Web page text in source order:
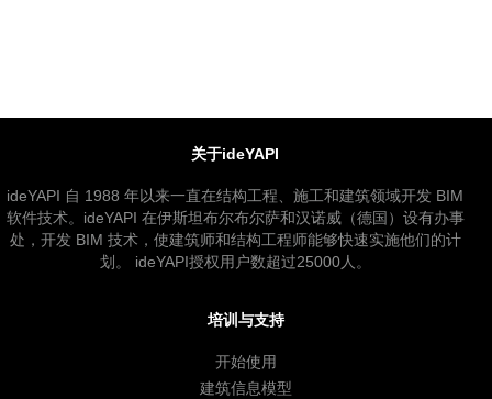
关于ideYAPI
ideYAPI 自 1988 年以来一直在结构工程、施工和建筑领域开发 BIM
软件技术。ideYAPI 在伊斯坦布尔布尔萨和汉诺威（德国）设有办事
处，开发 BIM 技术，使建筑师和结构工程师能够快速实施他们的计
划。 ideYAPI授权用户数超过25000人。
培训与支持
开始使用
建筑信息模型